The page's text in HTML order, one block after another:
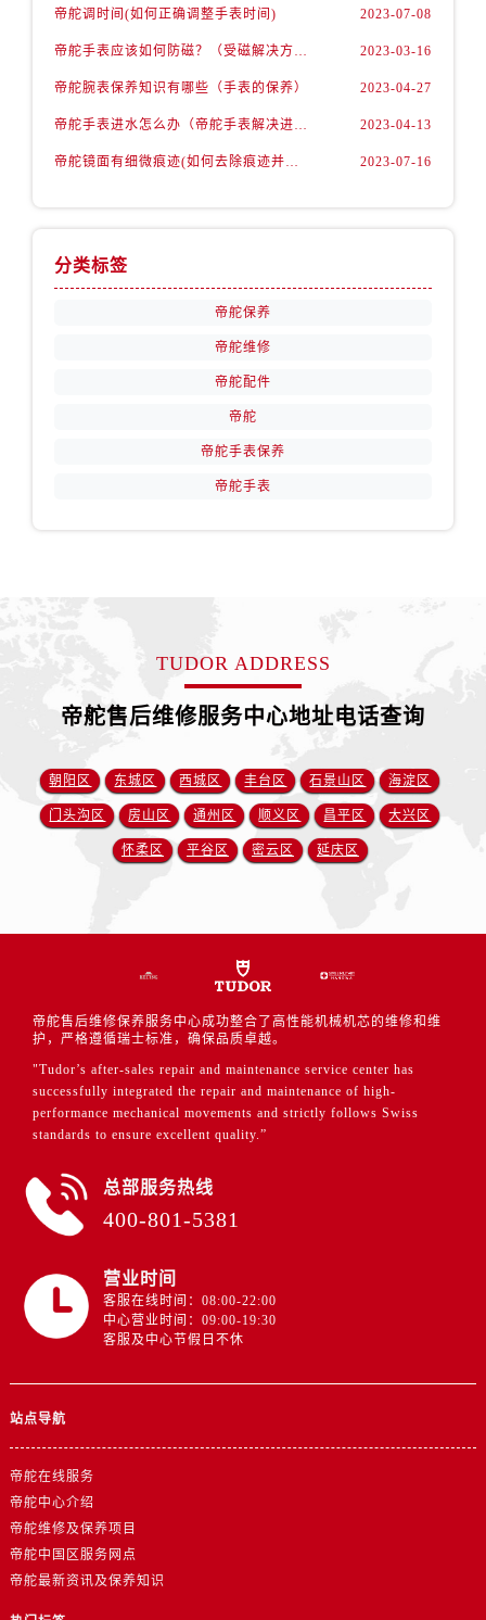
帝舵调时间(如何正确调整手表时间) 2023-07-08
帝舵手表应该如何防磁？（受磁解决方法） 2023-03-16
帝舵腕表保养知识有哪些（手表的保养） 2023-04-27
帝舵手表进水怎么办（帝舵手表解决进水故障的方法） 2023-04-13
帝舵镜面有细微痕迹(如何去除痕迹并保护手表) 2023-07-16
分类标签
帝舵保养
帝舵维修
帝舵配件
帝舵
帝舵手表保养
帝舵手表
TUDOR ADDRESS
帝舵售后维修服务中心地址电话查询
朝阳区 东城区 西城区 丰台区 石景山区 海淀区
门头沟区 房山区 通州区 顺义区 昌平区 大兴区
怀柔区 平谷区 密云区 延庆区
帝舵售后维修保养服务中心成功整合了高性能机械机芯的维修和维
护，严格遵循瑞士标准，确保品质卓越。
"Tudor’s after-sales repair and maintenance service center has
successfully integrated the repair and maintenance of high-
performance mechanical movements and strictly follows Swiss
standards to ensure excellent quality.”
总部服务热线
400-801-5381
营业时间
客服在线时间：08:00-22:00
中心营业时间：09:00-19:30
客服及中心节假日不休
站点导航
帝舵在线服务
帝舵中心介绍
帝舵维修及保养项目
帝舵中国区服务网点
帝舵最新资讯及保养知识